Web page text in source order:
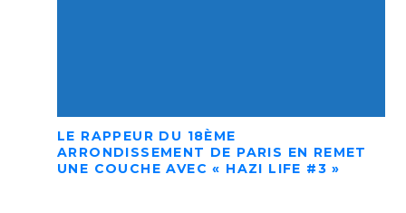
LE RAPPEUR DU 18ÈME
ARRONDISSEMENT DE PARIS EN REMET
UNE COUCHE AVEC « HAZI LIFE #3 »